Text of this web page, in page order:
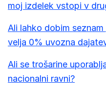
moj izdelek vstopi v
Ali lahko dobim
velja 0% uvozna
Ali se trošarine
nacionalni ravni?